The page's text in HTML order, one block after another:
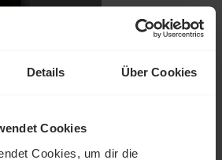
Details Über Cookies
Cookies
Cookies, um dir die
in die Bibel eintauchen? Wir
/ ERF